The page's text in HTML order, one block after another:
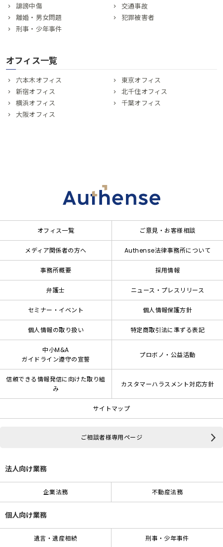
誹謗中傷
交通事故
離婚・男女問題
犯罪被害者
刑事・少年事件
オフィス一覧
六本木オフィス
東京オフィス
新宿オフィス
北千住オフィス
横浜オフィス
千葉オフィス
大阪オフィス
オフィス一覧 ご意見・お客様相談
メディア関係者の方へ Authense法律事務所について
事務所概要 採用情報
弁護士 ニュース・プレスリリース
セミナー・イベント 個人情報保護方針
個人情報の取り扱い 特定商取引法に準ずる表記
中小M&A
ガイドライン遵守の宣誓
プロボノ・公益活動
信頼できる情報発信に向けた取り組
み
カスタマーハラスメント対応方針
サイトマップ
ご相談者様専用ページ
法人向け業務
企業法務 不動産法務
個人向け業務
遺言・遺産相続 刑事・少年事件